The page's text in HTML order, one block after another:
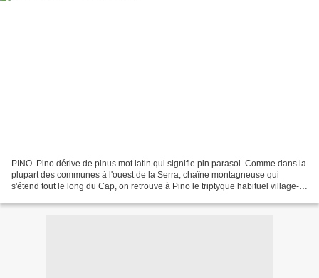
PINO. Pino dérive de pinus mot latin qui signifie pin parasol. Comme dans la
plupart des communes à l'ouest de la Serra, chaîne montagneuse qui
s'étend tout le long du Cap, on retrouve à Pino le triptyque habituel village-